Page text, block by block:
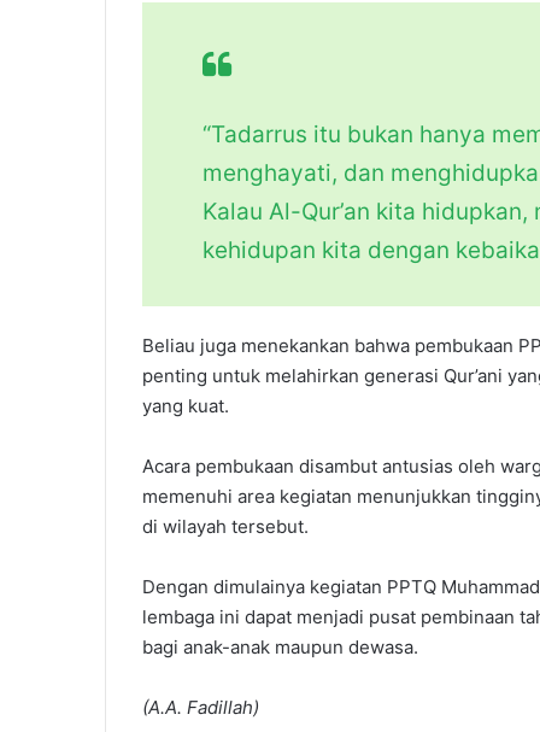
“Tadarrus itu bukan hanya
menghayati, dan
Kalau Al-Qur’an kita
kehidupan kita dengan
Beliau juga menekankan bahwa pembukaan
penting untuk melahirkan generasi Qur’ani
yang kuat.
Acara pembukaan disambut antusias oleh
memenuhi area kegiatan menunjukkan
di wilayah tersebut.
Dengan dimulainya kegiatan PPTQ
lembaga ini dapat menjadi pusat pembinaan
bagi anak-anak maupun dewasa.
(A.A. Fadillah)